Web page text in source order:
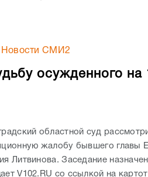
Новости СМИ2
осужденного на
областной суд
жалобу бывшего главы
Литвинова. Заседание
V102.RU со ссылкой на